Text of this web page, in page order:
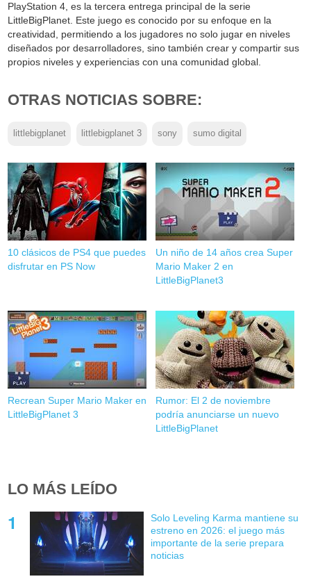
PlayStation 4, es la tercera entrega principal de la serie
LittleBigPlanet. Este juego es conocido por su enfoque en la
creatividad, permitiendo a los jugadores no solo jugar en niveles
diseñados por desarrolladores, sino también crear y compartir sus
propios niveles y experiencias con una comunidad global.
OTRAS NOTICIAS SOBRE:
littlebigplanet littlebigplanet 3 sony sumo digital
10 clásicos de PS4 que puedes
disfrutar en PS Now
Un niño de 14 años crea Super
Mario Maker 2 en
LittleBigPlanet3
Recrean Super Mario Maker en
LittleBigPlanet 3
Rumor: El 2 de noviembre
podría anunciarse un nuevo
LittleBigPlanet
LO MÁS LEÍDO
Solo Leveling Karma mantiene su
estreno en 2026: el juego más
importante de la serie prepara
noticias